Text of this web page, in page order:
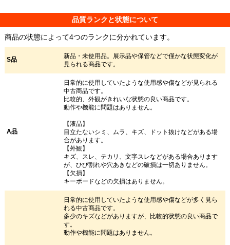
品質ランクと状態について
商品の状態によって4つのランクに分かれています。
S品
新品・未使用品。展示品や保管などで僅かな状態変化が
見られる商品です。
A品
日常的に使用していたような使用感や傷などが見られる
中古商品です。
比較的、外観がきれいな状態の良い商品です。
動作や機能に問題はありません。
【液晶】
目立たないシミ、ムラ、キズ、ドット抜けなどがある場
合があります。
【外観】
キズ、スレ、テカリ、文字スレなどがある場合あります
が、ひび割れや穴あきなどの破損は一切ありません。
【欠損】
キーボードなどの欠損はありません。
日常的に使用していたような使用感や傷などが多く見ら
れる中古商品です。
多少のキズなどがありますが、比較的状態の良い商品で
す。
動作や機能に問題はありません。